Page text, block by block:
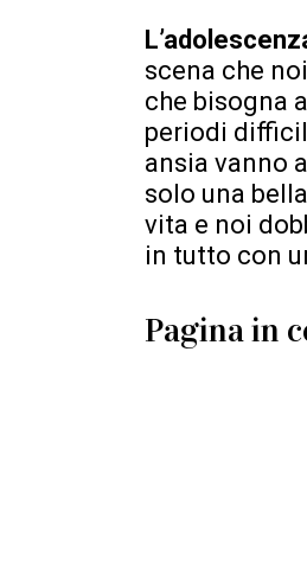
scena che
che bisogna
periodi
ansia vanno
solo una
vita e noi
in tutto con
Pagina in